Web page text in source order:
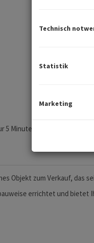
Objekt zum Verkauf, das
errichtet und bietet
Technisch
Statistik
Marketing